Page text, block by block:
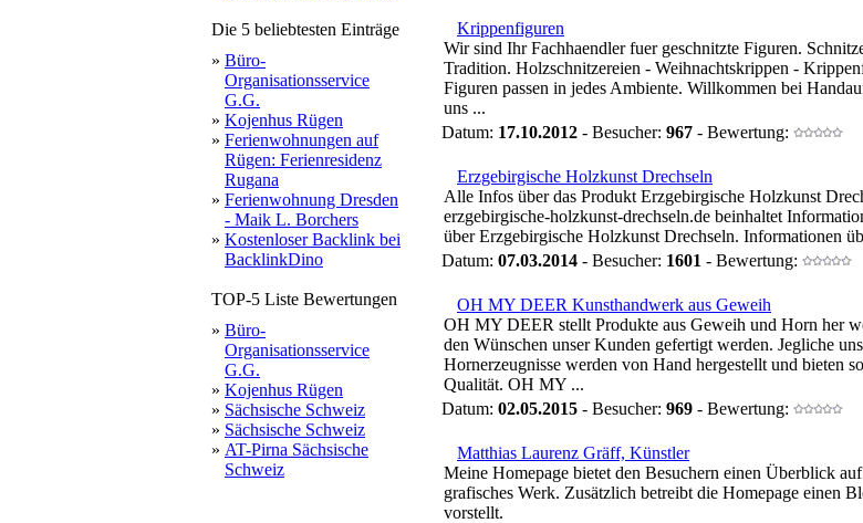
Die 5 beliebtesten Einträge
» Büro-
Organisationsservice
G.G.
» Kojenhus Rügen
» Ferienwohnungen auf
Rügen: Ferienresidenz
Rugana
» Ferienwohnung Dresden
- Maik L. Borchers
» Kostenloser Backlink bei
BacklinkDino
TOP-5 Liste Bewertungen
» Büro-
Organisationsservice
G.G.
» Kojenhus Rügen
» Sächsische Schweiz
» Sächsische Schweiz
» AT-Pirna Sächsische
Schweiz
Krippenfiguren
Wir sind Ihr Fachhaendler fuer geschnitzte Figuren.
Tradition. Holzschnitzereien - Weihnachtskrippen -
Figuren passen in jedes Ambiente. Willkommen bei
uns ...
Datum: 17.10.2012 - Besucher: 967 - Bewertung:
Erzgebirgische Holzkunst Drechseln
Alle Infos über das Produkt Erzgebirgische Holzkunst
erzgebirgische-holzkunst-drechseln.de beinhaltet
über Erzgebirgische Holzkunst Drechseln. Informationen
Datum: 07.03.2014 - Besucher: 1601 - Bewertung:
OH MY DEER Kunsthandwerk aus Geweih
OH MY DEER stellt Produkte aus Geweih und Horn her
den Wünschen unser Kunden gefertigt werden. Jegliche
Hornerzeugnisse werden von Hand hergestellt und bieten
Qualität. OH MY ...
Datum: 02.05.2015 - Besucher: 969 - Bewertung:
Matthias Laurenz Gräff, Künstler
Meine Homepage bietet den Besuchern einen Überblick
grafisches Werk. Zusätzlich betreibt die Homepage einen
vorstellt.